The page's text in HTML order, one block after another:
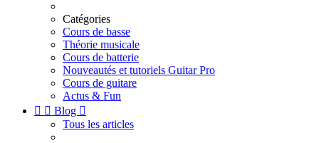
Catégories
Cours de basse
Théorie musicale
Cours de batterie
Nouveautés et tutoriels Guitar Pro
Cours de guitare
Actus & Fun
  Blog 
Tous les articles